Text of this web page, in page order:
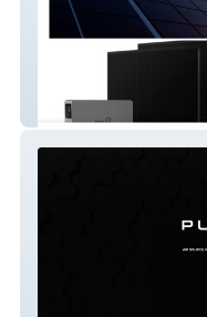
Newpower Renewables